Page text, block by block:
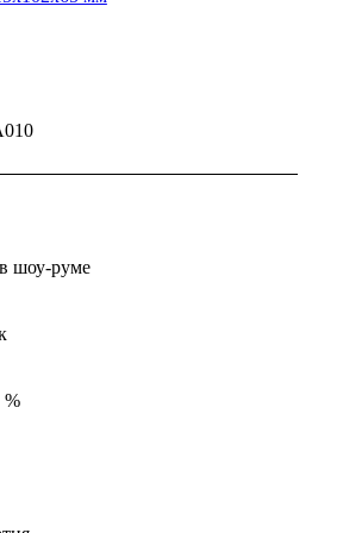
шоу-руме
%